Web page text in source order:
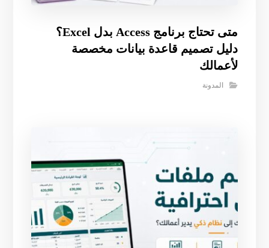
متى تحتاج برنامج Access بدل Excel؟
دليل تصميم قاعدة بيانات مخصصة
لأعمالك
المدونة